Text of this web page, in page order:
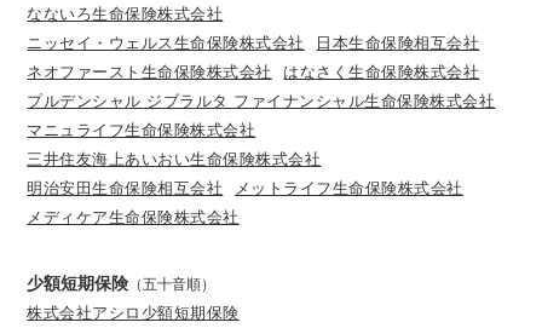
なないろ生命保険株式会社
ニッセイ・ウェルス生命保険株式会社
日本生命保険相互会社
ネオファースト生命保険株式会社
はなさく生命保険株式会社
プルデンシャル ジブラルタ ファイナンシャル生命保険株式会社
マニュライフ生命保険株式会社
三井住友海上あいおい生命保険株式会社
明治安田生命保険相互会社
メットライフ生命保険株式会社
メディケア生命保険株式会社
少額短期保険 （五十音順）
株式会社アシロ少額短期保険